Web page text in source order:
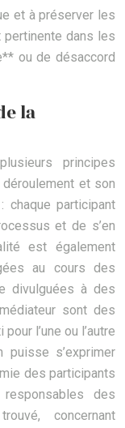
et à préserver les
pertinente dans les
ou de désaccord
la
principes
et son
chaque participant
et de s’en
est également
au cours des
divulguées à des
sont des
l’une ou l’autre
s’exprimer
des participants
des
concernant